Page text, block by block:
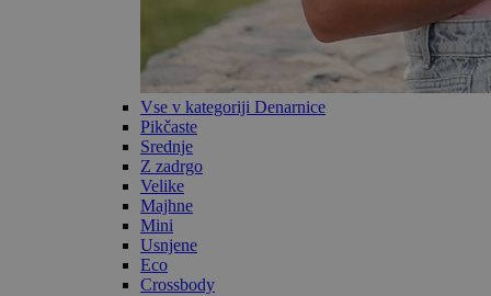
Vse v kategoriji Denarnice
Pikčaste
Srednje
Z zadrgo
Velike
Majhne
Mini
Usnjene
Eco
Crossbody